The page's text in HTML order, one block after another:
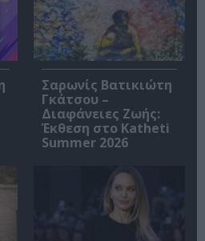
Σαρωνίς Βατικιώτη
Γκάτσου –
Διαφάνειες Ζωής:
Έκθεση στο Katheti
Summer 2026